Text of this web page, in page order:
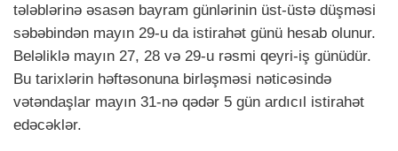
tələblərinə əsasən bayram günlərinin üst-üstə düşməsi
səbəbindən mayın 29-u da istirahət günü hesab olunur.
Beləliklə mayın 27, 28 və 29-u rəsmi qeyri-iş günüdür.
Bu tarixlərin həftəsonuna birləşməsi nəticəsində
vətəndaşlar mayın 31-nə qədər 5 gün ardıcıl istirahət
edəcəklər.